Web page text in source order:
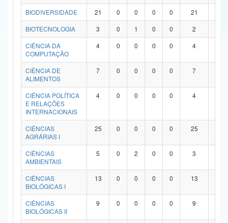
Advocacia-Geral da União
Banco Central do Brasil
BIODIVERSIDADE 21 0 0 0 0 21
BIOTECNOLOGIA
3 0 1 0 0 2
CIÊNCIA DA
COMPUTAÇÃO
4 0 0 0 0 4
CIÊNCIA DE
ALIMENTOS
7 0 0 0 0 7
CIÊNCIA POLÍTICA
E RELAÇÕES
INTERNACIONAIS
4 0 0 0 0 4
CIÊNCIAS
AGRÁRIAS I
25 0 0 0 0 25
CIÊNCIAS
AMBIENTAIS
5 0 2 0 0 3
CIÊNCIAS
BIOLÓGICAS I
13 0 0 0 0 13
CIÊNCIAS
BIOLÓGICAS II
9 0 0 0 0 9